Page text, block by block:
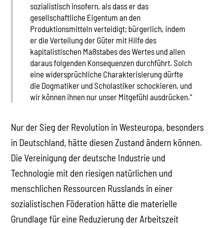
sozialistisch insofern, als dass er das
gesellschaftliche Eigentum an den
Produktionsmitteln verteidigt; bürgerlich, indem
er die Verteilung der Güter mit Hilfe des
kapitalistischen Maßstabes des Wertes und allen
daraus folgenden Konsequenzen durchführt. Solch
eine widersprüchliche Charakterisierung dürfte
die Dogmatiker und Scholastiker schockieren, und
wir können ihnen nur unser Mitgefühl ausdrücken.“
Nur der Sieg der Revolution in Westeuropa, besonders
in Deutschland, hätte diesen Zustand ändern können.
Die Vereinigung der deutsche Industrie und
Technologie mit den riesigen natürlichen und
menschlichen Ressourcen Russlands in einer
sozialistischen Föderation hätte die materielle
Grundlage für eine Reduzierung der Arbeitszeit